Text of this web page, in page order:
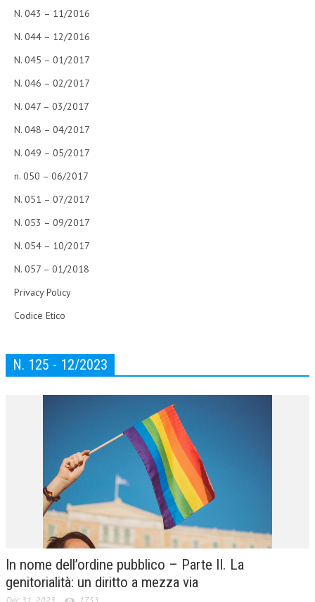
N. 043 – 11/2016
N. 044 – 12/2016
N. 045 – 01/2017
N. 046 – 02/2017
N. 047 – 03/2017
N. 048 – 04/2017
N. 049 – 05/2017
n. 050 – 06/2017
N. 051 – 07/2017
N. 053 – 09/2017
N. 054 – 10/2017
N. 057 – 01/2018
Privacy Policy
Codice Etico
N. 125 - 12/2023
In nome dell’ordine pubblico – Parte II. La
genitorialità: un diritto a mezza via
Dec 31, 2023 1753